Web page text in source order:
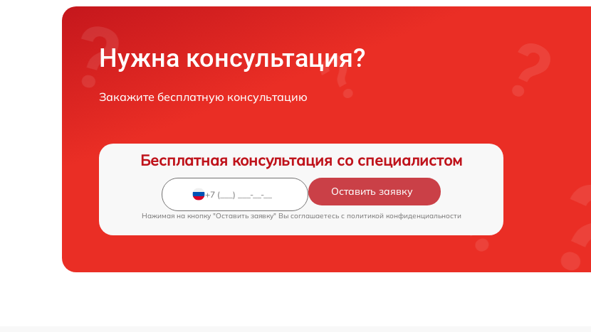
Нужна консультация?
Закажите бесплатную консультацию
Бесплатная консультация со специалистом
Оставить заявку
Нажимая на кнопку "Оставить заявку" Вы соглашаетесь c политикой конфиденциальности